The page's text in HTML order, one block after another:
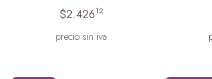
$2.42612
precio sin iva